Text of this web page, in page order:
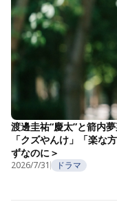
渡邊圭祐“慶太”と箭内
「クズやんけ」「楽な
ずなのに＞
2026/7/31 ドラマ